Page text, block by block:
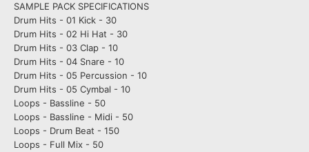
SAMPLE PACK SPECIFICATIONS
Drum Hits - 01 Kick - 30
Drum Hits - 02 Hi Hat - 30
Drum Hits - 03 Clap - 10
Drum Hits - 04 Snare - 10
Drum Hits - 05 Percussion - 10
Drum Hits - 05 Cymbal - 10
Loops - Bassline - 50
Loops - Bassline - Midi - 50
Loops - Drum Beat - 150
Loops - Full Mix - 50